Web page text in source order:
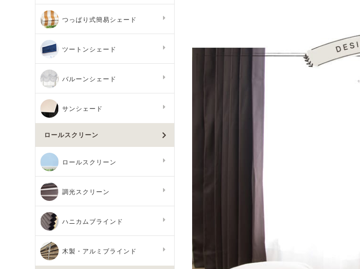
つっぱり式簡易シェード
ツートンシェード
バルーンシェード
サンシェード
ロールスクリーン
ロールスクリーン
調光スクリーン
ハニカムブラインド
木製・アルミブラインド